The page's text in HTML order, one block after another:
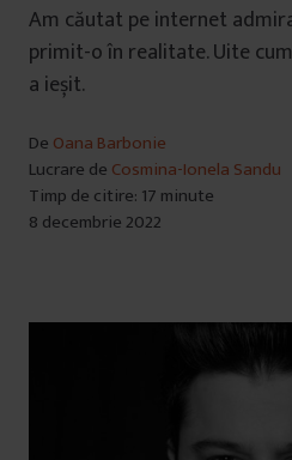
Am căutat pe internet
primit-o în realitate. Uite
a ieșit.
De Oana Barbonie
Lucrare de Cosmina-Ionela Sandu
Timp de citire: 17 minute
8 decembrie 2022